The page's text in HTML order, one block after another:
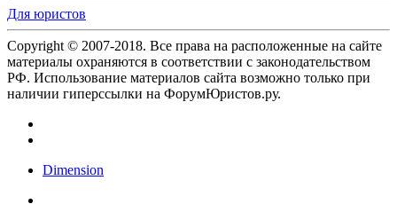
Для юристов
Copyright © 2007-2018. Все права на расположенные на сайте
материалы охраняются в соответствии с законодательством
РФ. Использование материалов сайта возможно только при
наличии гиперссылки на ФорумЮристов.ру.
Dimension